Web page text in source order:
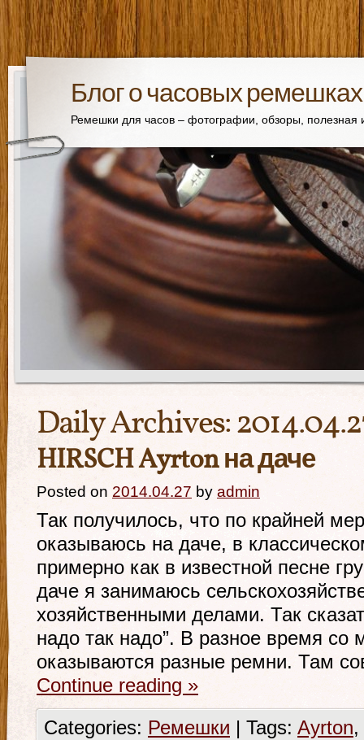
Блог о часовых ремешках
Ремешки для часов – фотографии, обзоры,
Daily Archives:
HIRSCH Ayrton на даче
Posted on 2014.04.27 by admin
Так получилось, что по крайней
оказываюсь на даче, в
примерно как в известной песне
даче я занимаюсь
хозяйственными делами. Так
надо так надо”. В разное время со
оказываются разные ремни. Там
Continue reading »
Categories: Ремешки | Tags: Ayrton,